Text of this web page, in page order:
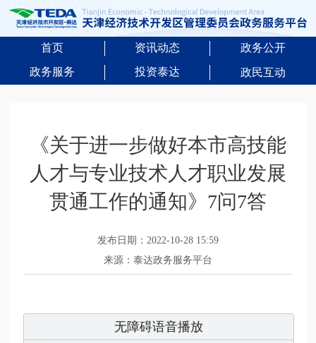
首页 资讯动态
政务公开
政务服务
投资泰达 政民互动
《关于进一步做好本市高技能
人才与专业技术人才职业发展
贯通工作的通知》7问7答
发布日期：2022-10-28 15:59
来源：泰达政务服务平台
无障碍语音播放